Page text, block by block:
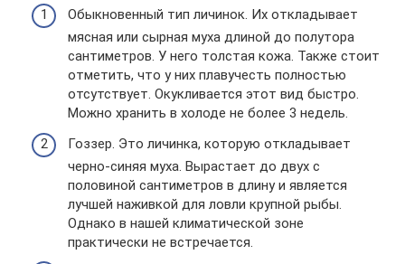
Обыкновенный тип личинок. Их откладывает
мясная или сырная муха длиной до полутора
сантиметров. У него толстая кожа. Также стоит
отметить, что у них плавучесть полностью
отсутствует. Окукливается этот вид быстро.
Можно хранить в холоде не более 3 недель.
Гоззер. Это личинка, которую откладывает
черно-синяя муха. Вырастает до двух с
половиной сантиметров в длину и является
лучшей наживкой для ловли крупной рыбы.
Однако в нашей климатической зоне
практически не встречается.